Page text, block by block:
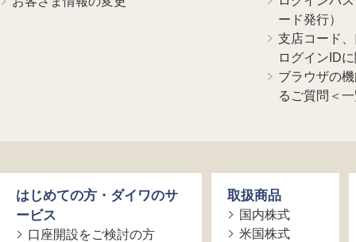
ード発行）
支店コード
ログインID
ブラウザの
るご質問＜
はじめての方・ダイワのサ
ービス
口座開設をご検討の方
取扱商品
国内株式
米国株式